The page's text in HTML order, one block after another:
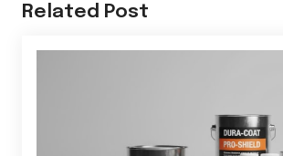
Related Post